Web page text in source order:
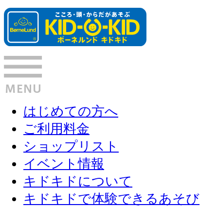
はじめての方へ
ご利用料金
ショップリスト
イベント情報
キドキドについて
キドキドで体験できるあそび